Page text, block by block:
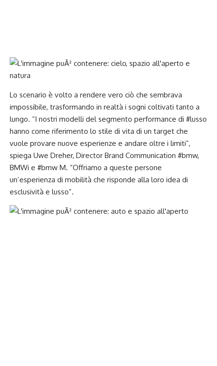
Lo scenario è volto a rendere vero ciò che sembrava
impossibile, trasformando in realtà i sogni coltivati tanto a
lungo. “I nostri modelli del segmento performance di #lusso
hanno come riferimento lo stile di vita di un target che
vuole provare nuove esperienze e andare oltre i limiti”,
spiega Uwe Dreher, Director Brand Communication #bmw,
BMWi e #bmw M. “Offriamo a queste persone
un’esperienza di mobilità che risponde alla loro idea di
esclusività e lusso”.